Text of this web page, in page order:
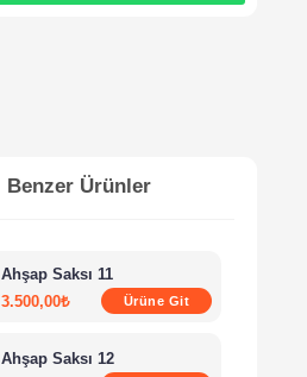
Benzer Ürünler
Ahşap Saksı 11
3.500,00₺ Ürüne Git
Ahşap Saksı 12